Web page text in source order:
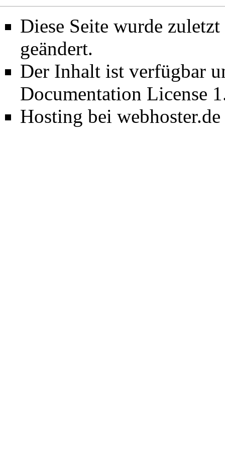
Diese Seite wurde
geändert.
Der Inhalt ist verfügbar
Documentation License
Hosting bei webhoster.de